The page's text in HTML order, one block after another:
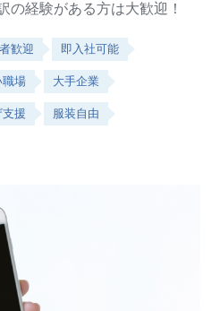
経験がある方は大歓迎！
歓迎 即入社可能
職場 大手企業
援 服装自由